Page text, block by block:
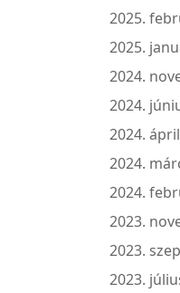
2025.
2025.
2024.
2024.
2024.
2024.
2024.
2023.
2023.
2023.